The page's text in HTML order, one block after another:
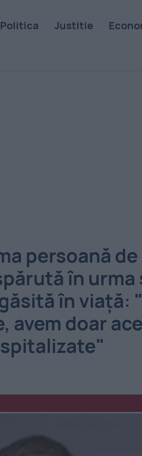
Politica Justitie
persoană
în
în viaţă:
avem doar